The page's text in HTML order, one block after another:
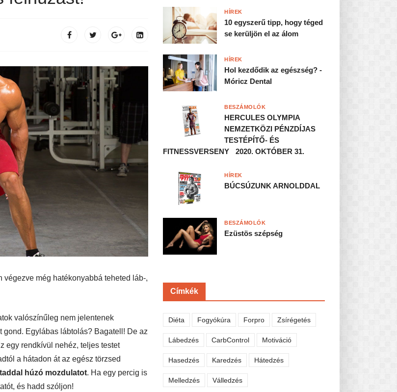
még hatékonyabbá teheted láb-,
valószínűleg nem jelentenek
Egylábas lábtolás? Bagatell! De az
egy rendkívül nehéz, teljes testet
a hátadon át az egész törzsed
húzó mozdulatot. Ha egy percig is
és hadd szóljon!
10 egyszerű tipp, hogy téged
se kerüljön el az álom
HÍREK
Hol kezdődik az egészség? -
Móricz Dental
HÍREK
HERCULES OLYMPIA
NEMZETKÖZI PÉNZDÍJAS
TESTÉPÍTŐ- ÉS
FITNESSVERSENY 2020. OKTÓBER 31.
BESZÁMOLÓK
BÚCSÚZUNK ARNOLDDAL
HÍREK
Ezüstös szépség
BESZÁMOLÓK
Címkék
Diéta Fogyókúra Forpro Zsírégetés
Lábedzés CarbControl Motiváció
Hasedzés Karedzés Hátedzés
Melledzés Válledzés